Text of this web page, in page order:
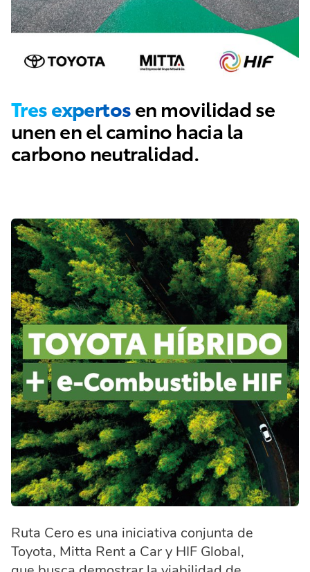
Tres expertosen movilidad se
unen en el camino hacia la
carbono neutralidad.
Ruta Cero es una iniciativa conjunta de
Toyota, Mitta Rent a Car y HIF Global,